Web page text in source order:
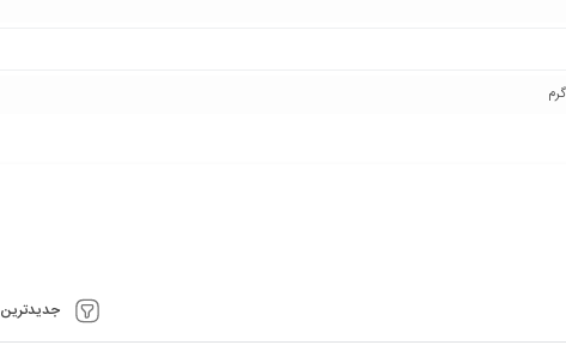
جدیدترین